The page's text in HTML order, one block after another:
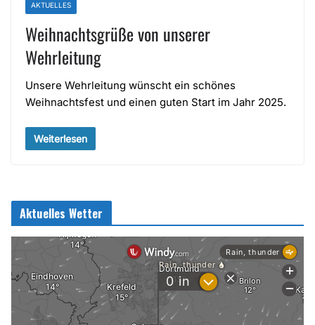
AKTUELLES
Weihnachtsgrüße von unserer
Wehrleitung
Unsere Wehrleitung wünscht ein schönes
Weihnachtsfest und einen guten Start im Jahr 2025.
Weiterlesen
Aktuelles Wetter